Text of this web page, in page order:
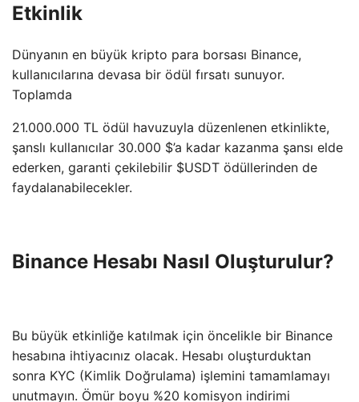
Etkinlik
Dünyanın en büyük kripto para borsası Binance,
kullanıcılarına devasa bir ödül fırsatı sunuyor.
Toplamda
21.000.000 TL ödül havuzuyla düzenlenen etkinlikte,
şanslı kullanıcılar 30.000 $’a kadar kazanma şansı elde
ederken, garanti çekilebilir $USDT ödüllerinden de
faydalanabilecekler.
Binance Hesabı Nasıl Oluşturulur?
Bu büyük etkinliğe katılmak için öncelikle bir Binance
hesabına ihtiyacınız olacak. Hesabı oluşturduktan
sonra KYC (Kimlik Doğrulama) işlemini tamamlamayı
unutmayın. Ömür boyu %20 komisyon indirimi